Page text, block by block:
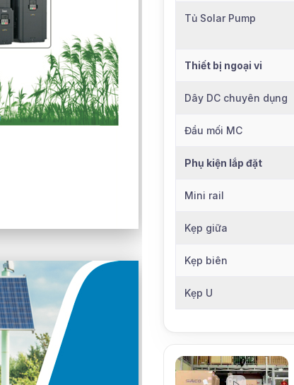
Tủ Solar Pump
Thiết bị ngoại vi
Dây DC chuyên dụng
Đầu mối MC
Phụ kiện lắp đặt
Mini rail
Kẹp giữa
Kẹp biên
Kẹp U